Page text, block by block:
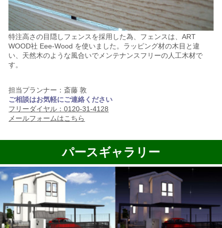
特注高さの目隠しフェンスを採用した為、 フェンスは、ART
WOOD社 Eee-Wood を使いました。 ラッピング材の木目と違
い、天然木のような風合いで メンテナンスフリーの人工木材で
す。
担当プランナー：斎藤 敦
ご相談はお気軽にご連絡ください
フリーダイヤル：0120-31-4128
メールフォームはこちら
パースギャラリー